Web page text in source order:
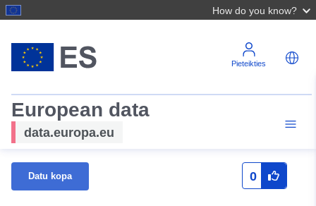
How do you know?
Pieteikties
European data
data.europa.eu
Datu kopa 0